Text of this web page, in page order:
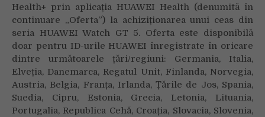
Health+ prin aplicația HUAWEI Health (denumită în
continuare „Oferta”) la achiziționarea unui ceas din
seria HUAWEI Watch GT 5. Oferta este disponibilă
doar pentru ID-urile HUAWEI înregistrate în oricare
dintre următoarele țări/regiuni: Germania, Italia,
Elveția, Danemarca, Regatul Unit, Finlanda, Norvegia,
Austria, Belgia, Franța, Irlanda, Țările de Jos, Spania,
Suedia, Cipru, Estonia, Grecia, Letonia, Lituania,
Portugalia, Republica Cehă, Croația, Slovacia, Slovenia,